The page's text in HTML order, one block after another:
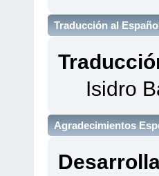
Traducción al
Isidro
Agradecimientos